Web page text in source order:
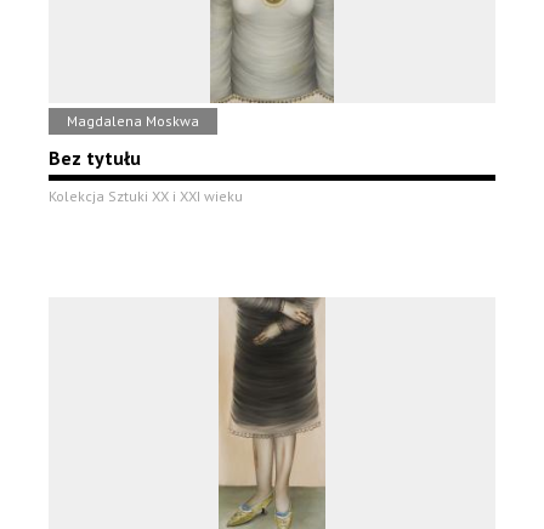
Magdalena Moskwa
Bez tytułu
Kolekcja Sztuki XX i XXI wieku